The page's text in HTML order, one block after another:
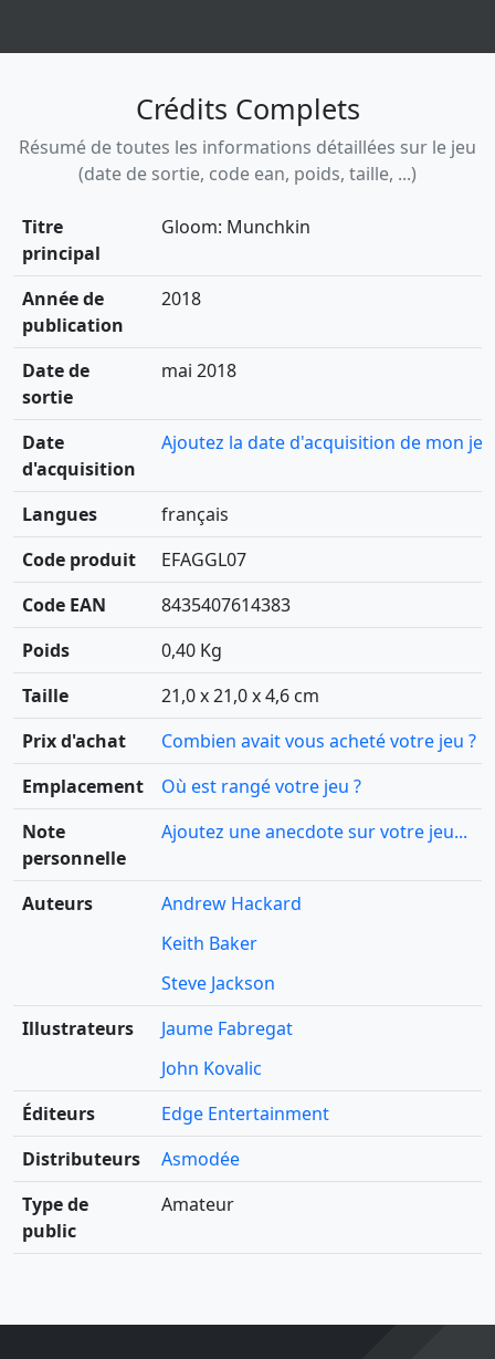
Crédits Complets
Résumé de toutes les informations détaillées sur le jeu
(date de sortie, code ean, poids, taille, ...)
Titre
principal
Gloom: Munchkin
Année de
publication
2018
Date de
sortie
mai 2018
Date
d'acquisition
Ajoutez la date d'acquisition de mon jeu
Langues
français
Code produit
EFAGGL07
Code EAN
8435407614383
Poids
0,40 Kg
Taille
21,0 x 21,0 x 4,6 cm
Prix d'achat
Combien avait vous acheté votre jeu ?
Emplacement
Où est rangé votre jeu ?
Note
personnelle
Ajoutez une anecdote sur votre jeu...
Auteurs
Andrew Hackard
Keith Baker
Steve Jackson
Illustrateurs
Jaume Fabregat
John Kovalic
Éditeurs
Edge Entertainment
Distributeurs
Asmodée
Type de
public
Amateur